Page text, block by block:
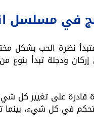
في مسلسل
نظرة الحب بشكل
ودجلة تبدأ بنوع
قادرة على تغيير كل
في كل شيء، بينما